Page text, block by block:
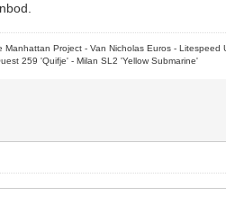
Manhattan Project - Van Nicholas Euros -
259 'Quifje' - Milan SL2 'Yellow Submarine'